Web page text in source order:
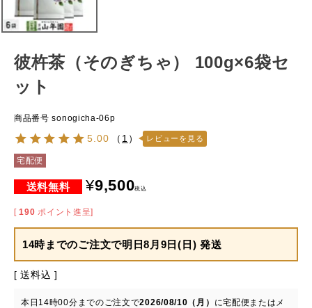
彼杵茶（そのぎちゃ） 100g×6袋セ
ット
商品番号 sonogicha-06p
5.00 （ 1 ） レビューを見る
宅配便
¥9,500税込
[ 190 ポイント進呈]
14時までのご注文で明日8月9日(日) 発送
送料込
本日 14時00分 までのご注文で2026/08/10（月） に宅配便またはメ